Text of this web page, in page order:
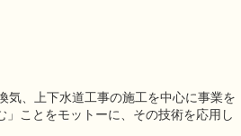
気、上下水道工事の施工を中心に事業を
ことをモットーに、その技術を応用し